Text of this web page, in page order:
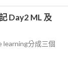
Day2 ML 及
learning分成三個